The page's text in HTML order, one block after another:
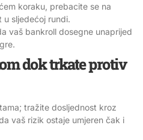
koraku, prebacite se na
u sljedećoj rundi.
vaš bankroll dosegne unaprijed
dok trkate protiv
tražite dosljednost kroz
vaš rizik ostaje umjeren čak i